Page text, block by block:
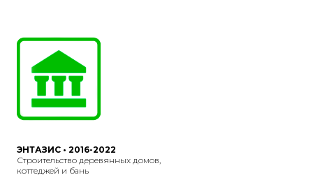
ЭНТАЗИС • 2016-2022
Строительство деревянных домов,
коттеджей и бань